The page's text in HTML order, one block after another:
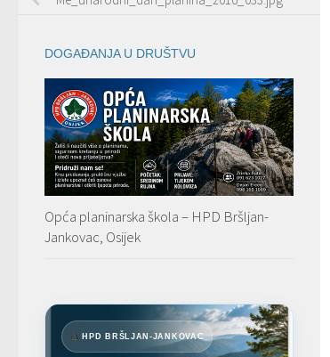
DOGAĐANJA U DRUŠTVU
Opća planinarska škola – HPD Bršljan-
Jankovac, Osijek
HPD BRŠLJAN-JANKOVAC